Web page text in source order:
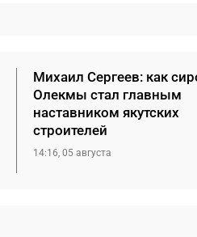
Михаил Сергеев: как
Олекмы стал главным
наставником якутских
строителей
14:16, 05 августа